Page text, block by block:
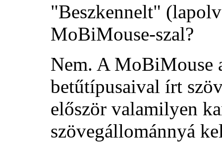
"Beszkennelt"
MoBiMouse-szal?
Nem. A MoBiMouse
betűtípusaival írt
először valamilyen
szövegállománnyá